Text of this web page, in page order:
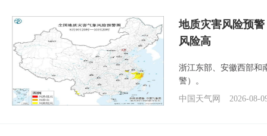
地质灾害风险预
风险高
浙江东部、安徽西部和
警）。
中国天气网
2026-08-